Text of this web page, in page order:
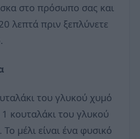
στο πρόσωπο σας και
λεπτά πριν ξεπλύνετε
του γλυκού χυμό
κουταλάκι του γλυκού
Το μέλι είναι ένα φυσικό